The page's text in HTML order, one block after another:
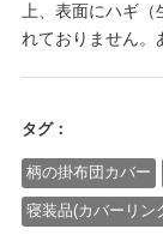
上、表面にハギ（
れておりません。
タグ：
柄の掛布団カバー
寝装品(カバーリ